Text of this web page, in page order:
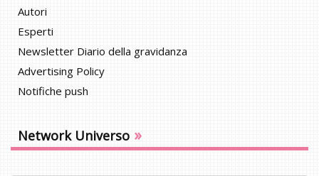
Autori
Esperti
Newsletter Diario della gravidanza
Advertising Policy
Notifiche push
Network Universo »